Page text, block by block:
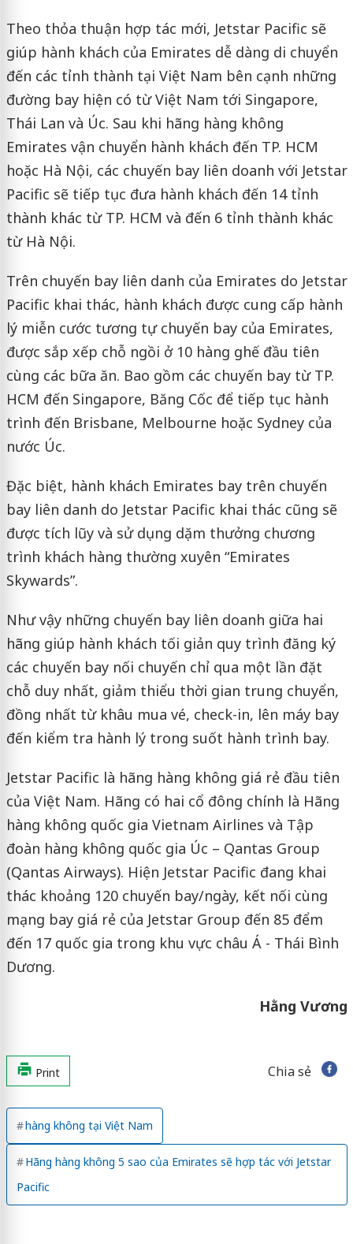
Theo thỏa thuận hợp tác mới, Jetstar Pacific sẽ
giúp hành khách của Emirates dễ dàng di chuyển
đến các tỉnh thành tại Việt Nam bên cạnh những
đường bay hiện có từ Việt Nam tới Singapore,
Thái Lan và Úc. Sau khi hãng hàng không
Emirates vận chuyển hành khách đến TP. HCM
hoặc Hà Nội, các chuyến bay liên doanh với Jetstar
Pacific sẽ tiếp tục đưa hành khách đến 14 tỉnh
thành khác từ TP. HCM và đến 6 tỉnh thành khác
từ Hà Nội.
Trên chuyến bay liên danh của Emirates do Jetstar
Pacific khai thác, hành khách được cung cấp hành
lý miễn cước tương tự chuyến bay của Emirates,
được sắp xếp chỗ ngồi ở 10 hàng ghế đầu tiên
cùng các bữa ăn. Bao gồm các chuyến bay từ TP.
HCM đến Singapore, Băng Cốc để tiếp tục hành
trình đến Brisbane, Melbourne hoặc Sydney của
nước Úc.
Đặc biệt, hành khách Emirates bay trên chuyến
bay liên danh do Jetstar Pacific khai thác cũng sẽ
được tích lũy và sử dụng dặm thưởng chương
trình khách hàng thường xuyên “Emirates
Skywards”.
Như vậy những chuyến bay liên doanh giữa hai
hãng giúp hành khách tối giản quy trình đăng ký
các chuyến bay nối chuyến chỉ qua một lần đặt
chỗ duy nhất, giảm thiểu thời gian trung chuyển,
đồng nhất từ khâu mua vé, check-in, lên máy bay
đến kiểm tra hành lý trong suốt hành trình bay.
Jetstar Pacific là hãng hàng không giá rẻ đầu tiên
của Việt Nam. Hãng có hai cổ đông chính là Hãng
hàng không quốc gia Vietnam Airlines và Tập
đoàn hàng không quốc gia Úc – Qantas Group
(Qantas Airways). Hiện Jetstar Pacific đang khai
thác khoảng 120 chuyến bay/ngày, kết nối cùng
mạng bay giá rẻ của Jetstar Group đến 85 đểm
đến 17 quốc gia trong khu vực châu Á - Thái Bình
Dương.
Hằng Vương
Print Chia sẻ
hàng không tại Việt Nam
Hãng hàng không 5 sao của Emirates sẽ hợp tác với Jetstar
Pacific